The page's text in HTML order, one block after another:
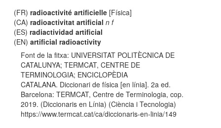
(FR)radioactivité artificielle [Física]
(CA)radioactivitat artificial n f
(ES)radiactividad artificial
(EN)artificial radioactivity
Font de la fitxa: UNIVERSITAT POLITÈCNICA DE
CATALUNYA; TERMCAT, CENTRE DE
TERMINOLOGIA; ENCICLOPÈDIA
CATALANA. Diccionari de física [en línia]. 2a ed.
Barcelona: TERMCAT, Centre de Terminologia, cop.
2019. (Diccionaris en Línia) (Ciència i Tecnologia)
https://www.termcat.cat/ca/diccionaris-en-linia/149